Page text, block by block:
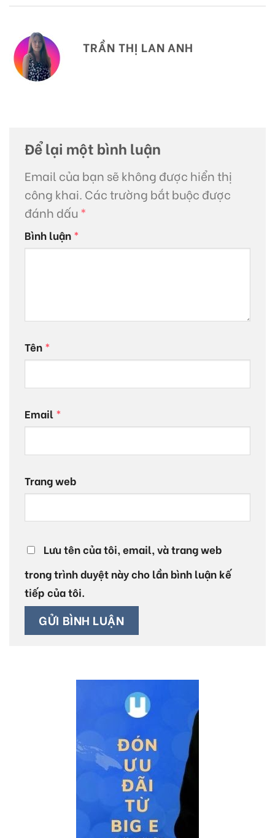
TRẦN THỊ LAN ANH
Để lại một bình luận
Email của bạn sẽ không được hiển thị
công khai. Các trường bắt buộc được
đánh dấu *
Bình luận*
Tên*
Email*
Trang web
Lưu tên của tôi, email, và trang web
trong trình duyệt này cho lần bình luận kế
tiếp của tôi.